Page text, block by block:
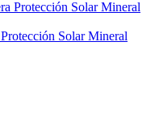
Solar Mineral